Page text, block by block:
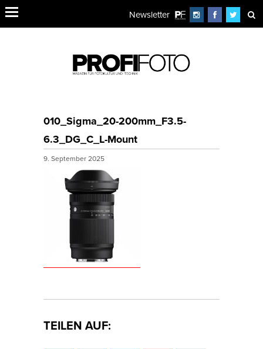
Newsletter
010_Sigma_20-200mm_F3.5-
6.3_DG_C_L-Mount
9. September 2025
TEILEN AUF: